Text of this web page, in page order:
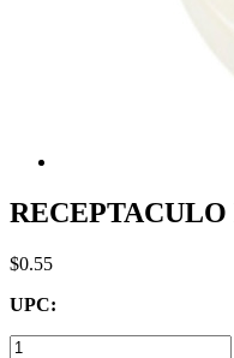
$0.55
UPC: